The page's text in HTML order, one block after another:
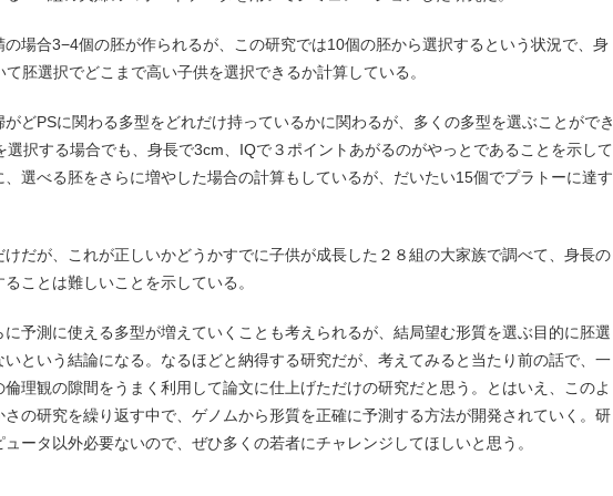
の場合3−4個の胚が作られるが、この研究では10個の胚から選択するという状況で、身
て胚選択でどこまで高い子供を選択できるか計算している。
がどPSに関わる多型をどれだけ持っているかに関わるが、多くの多型を選ぶことができ
選択する場合でも、身長で3cm、IQで３ポイントあがるのがやっとであることを示して
、選べる胚をさらに増やした場合の計算もしているが、だいたい15個でプラトーに達す
けだが、これが正しいかどうかすでに子供が成長した２８組の大家族で調べて、身長の
ことは難しいことを示している。
に予測に使える多型が増えていくことも考えられるが、結局望む形質を選ぶ目的に胚選
いという結論になる。なるほどと納得する研究だが、考えてみると当たり前の話で、一
倫理観の隙間をうまく利用して論文に仕上げただけの研究だと思う。とはいえ、このよ
さの研究を繰り返す中で、ゲノムから形質を正確に予測する方法が開発されていく。研
ュータ以外必要ないので、ぜひ多くの若者にチャレンジしてほしいと思う。